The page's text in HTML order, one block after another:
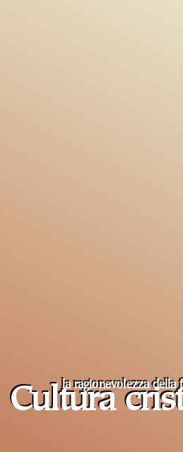
Culturala ragionevolezza della